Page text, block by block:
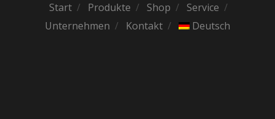
Start
Produkte Shop
Service
Unternehmen
Kontakt Deutsch